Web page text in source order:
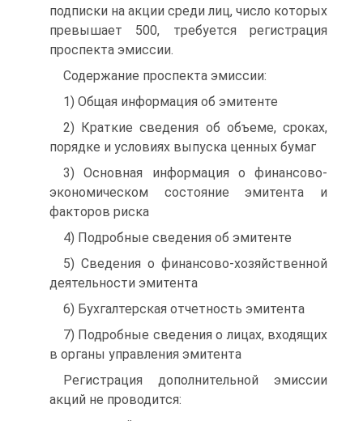
подписки на акции среди лиц, число которых
превышает 500, требуется регистрация
проспекта эмиссии.
Содержание проспекта эмиссии:
1) Общая информация об эмитенте
2) Краткие сведения об объеме, сроках,
порядке и условиях выпуска ценных бумаг
3) Основная информация о финансово-
экономическом состояние эмитента и
факторов риска
4) Подробные сведения об эмитенте
5) Сведения о финансово-хозяйственной
деятельности эмитента
6) Бухгалтерская отчетность эмитента
7) Подробные сведения о лицах, входящих
в органы управления эмитента
Регистрация дополнительной эмиссии
акций не проводится: